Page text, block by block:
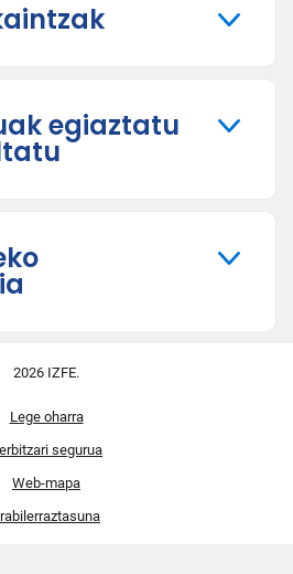
egiaztatu
2026 IZFE.
Lege oharra
segurua
Web-mapa